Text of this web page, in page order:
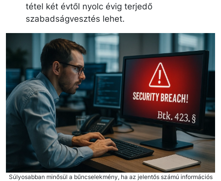
tétel két évtől nyolc évig terjedő
szabadságvesztés lehet.
Súlyosabban minősül a bűncselekmény, ha az jelentős számú információs